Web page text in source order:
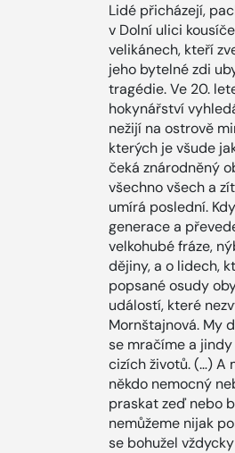
Lidé přicházejí,
v Dolní ulici
velikánech, kteří
jeho bytelné zdi
tragédie. Ve 20.
hokynářství
nežijí na ostrově
kterých je všude
čeká znárodněný
všechno všech a
umírá poslední.
generace a
velkohubé fráze,
dějiny, a o lidech,
popsané osudy
událostí, které
Mornštajnová. My
se mračíme a
cizích životů. (…) A
někdo nemocný
praskat zeď nebo
nemůžeme nijak
se bohužel